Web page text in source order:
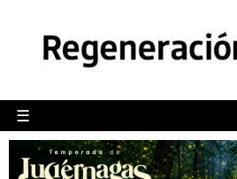
☰
POLÍTICA
CAMALEÓN
OPINIÓN